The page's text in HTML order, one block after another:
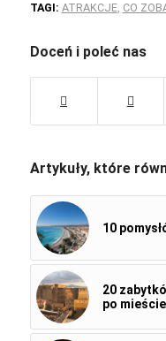
TAGI: ATRAKCJE, CO
Doceń i poleć nas
Artykuły, które
10
20
po mieście